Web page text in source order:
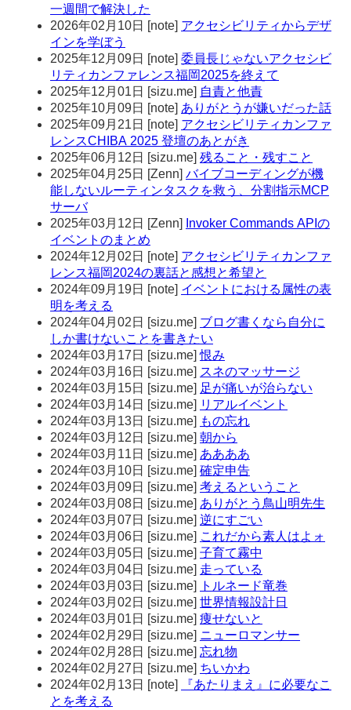
一週間で解決した
2026年02月10日 [note] アクセシビリティからデザ
インを学ぼう
2025年12月09日 [note] 委員長じゃないアクセシビ
リティカンファレンス福岡2025を終えて
2025年12月01日 [sizu.me] 自責と他責
2025年10月09日 [note] ありがとうが嫌いだった話
2025年09月21日 [note] アクセシビリティカンファ
レンスCHIBA 2025 登壇のあとがき
2025年06月12日 [sizu.me] 残ること・残すこと
2025年04月25日 [Zenn] バイブコーディングが機
能しないルーティンタスクを救う、分割指示MCP
サーバ
2025年03月12日 [Zenn]
Invoker Commands APIの
イベントのまとめ
2024年12月02日 [note] アクセシビリティカンファ
レンス福岡2024の裏話と感想と希望と
2024年09月19日 [note] イベントにおける属性の表
明を考える
2024年04月02日 [sizu.me] ブログ書くなら自分に
しか書けないことを書きたい
2024年03月17日 [sizu.me] 恨み
2024年03月16日 [sizu.me] スネのマッサージ
2024年03月15日 [sizu.me] 足が痛いが治らない
2024年03月14日 [sizu.me] リアルイベント
2024年03月13日 [sizu.me] もの忘れ
2024年03月12日 [sizu.me] 朝から
2024年03月11日 [sizu.me] ああああ
2024年03月10日 [sizu.me] 確定申告
2024年03月09日 [sizu.me] 考えるということ
2024年03月08日 [sizu.me] ありがとう鳥山明先生
2024年03月07日 [sizu.me] 逆にすごい
2024年03月06日 [sizu.me] これだから素人はよォ
2024年03月05日 [sizu.me] 子育て霧中
2024年03月04日 [sizu.me] 走っている
2024年03月03日 [sizu.me]
トルネード竜巻
2024年03月02日 [sizu.me] 世界情報設計日
2024年03月01日 [sizu.me] 痩せないと
2024年02月29日 [sizu.me] ニューロマンサー
2024年02月28日 [sizu.me] 忘れ物
2024年02月27日 [sizu.me] ちいかわ
2024年02月13日 [note]
『あたりまえ』に必要なこ
とを考える